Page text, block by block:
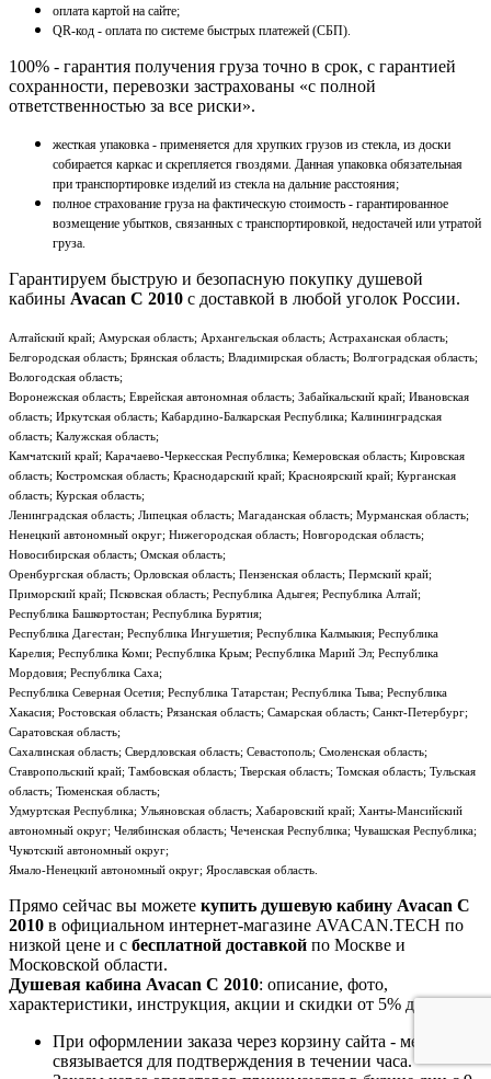
оплата картой на сайте;
QR-код - оплата по системе быстрых платежей (СБП).
100% - гарантия получения груза точно в срок, с гарантией
сохранности, перевозки застрахованы «с полной
ответственностью за все риски».
жесткая упаковка - применяется для хрупких грузов из стекла, из доски
собирается каркас и скрепляется гвоздями. Данная упаковка обязательная
при транспортировке изделий из стекла на дальние расстояния;
полное страхование груза на фактическую стоимость - гарантированное
возмещение убытков, связанных с транспортировкой, недостачей или утратой
груза.
Гарантируем быструю и безопасную покупку душевой
кабины Avacan C 2010 с доставкой в любой уголок России.
Алтайский край; Амурская область; Архангельская область; Астраханская область;
Белгородская область; Брянская область; Владимирская область; Волгоградская область;
Вологодская область;
Воронежская область; Еврейская автономная область; Забайкальский край; Ивановская
область; Иркутская область; Кабардино-Балкарская Республика; Калининградская
область; Калужская область;
Камчатский край; Карачаево-Черкесская Республика; Кемеровская область; Кировская
область; Костромская область; Краснодарский край; Красноярский край; Курганская
область; Курская область;
Ленинградская область; Липецкая область; Магаданская область; Мурманская область;
Ненецкий автономный округ; Нижегородская область; Новгородская область;
Новосибирская область; Омская область;
Оренбургская область; Орловская область; Пензенская область; Пермский край;
Приморский край; Псковская область; Республика Адыгея; Республика Алтай;
Республика Башкортостан; Республика Бурятия;
Республика Дагестан; Республика Ингушетия; Республика Калмыкия; Республика
Карелия; Республика Коми; Республика Крым; Республика Марий Эл; Республика
Мордовия; Республика Саха;
Республика Северная Осетия; Республика Татарстан; Республика Тыва; Республика
Хакасия; Ростовская область; Рязанская область; Самарская область; Санкт-Петербург;
Саратовская область;
Сахалинская область; Свердловская область; Севастополь; Смоленская область;
Ставропольский край; Тамбовская область; Тверская область; Томская область; Тульская
область; Тюменская область;
Удмуртская Республика; Ульяновская область; Хабаровский край; Ханты-Мансийский
автономный округ; Челябинская область; Чеченская Республика; Чувашская Республика;
Чукотский автономный округ;
Ямало-Ненецкий автономный округ; Ярославская область.
Прямо сейчас вы можете купить душевую кабину Avacan C
2010 в официальном интернет-магазине AVACAN.TECH по
низкой цене и с бесплатной доставкой по Москве и
Московской области.
Душевая кабина Avacan C 2010: описание, фото,
характеристики, инструкция, акции и скидки от 5% до 15%.
При оформлении заказа через корзину сайта - менеджер
связывается для подтверждения в течении часа.